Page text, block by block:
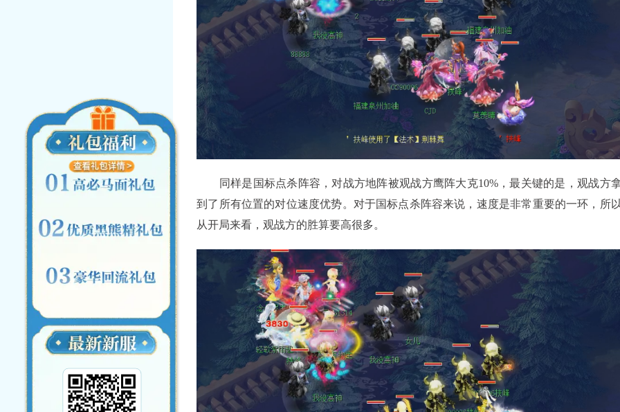
同样是国标点杀阵容，对战方地阵被观战方鹰阵大克10%，最关键的是，观战方
到了所有位置的对位速度优势。对于国标点杀阵容来说，速度是非常重要的一环，所
从开局来看，观战方的胜算要高很多。